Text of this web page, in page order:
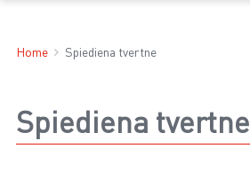
Home Spiediena tvertne
Spiediena tvertne